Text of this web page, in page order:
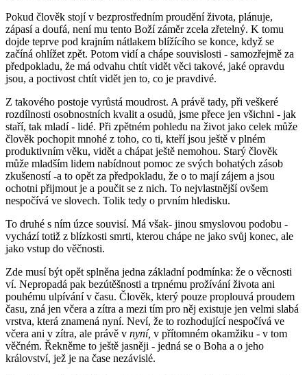
Pokud člověk stojí v bezprostředním proudění života, plánuje,
zápasí a doufá, není mu tento Boží záměr zcela zřetelný. K tomu
dojde teprve pod krajním nátlakem blížícího se konce, když se
začíná ohlížet zpět. Potom vidí a chápe souvislosti - samozřejmě za
předpokladu, že má odvahu chtít vidět věci takové, jaké opravdu
jsou, a poctivost chtít vidět jen to, co je pravdivé.
Z takového postoje vyrůstá moudrost. A právě tady, při veškeré
rozdílnosti osobnostních kvalit a osudů, jsme přece jen všichni - jak
staří, tak mladí - lidé. Při zpětném pohledu na život jako celek může
člověk pochopit mnohé z toho, co ti, kteří jsou ještě v plném
produktivním věku, vidět a chápat ještě nemohou. Starý člověk
může mladším lidem nabídnout pomoc ze svých bohatých zásob
zkušeností -a to opět za předpokladu, že o to mají zájem a jsou
ochotni přijmout je a poučit se z nich. To nejvlastnější ovšem
nespočívá ve slovech. Tolik tedy o prvním hledisku.
To druhé s ním úzce souvisí. Má však- jinou smyslovou podobu -
vychází totiž z blízkosti smrti, kterou chápe ne jako svůj konec, ale
jako vstup do věčnosti.
Zde musí být opět splněna jedna základní podmínka: že o věcnosti
ví. Nepropadá pak bezútěšnosti a trpnému prožívání života ani
pouhému ulpívání v času. Člověk, který pouze proplouvá proudem
času, zná jen včera a zítra a mezi tím pro něj existuje jen velmi slabá
vrstva, která znamená nyní. Neví, že to rozhodující nespočívá ve
včera ani v zítra, ale právě v nyní, v přítomném okamžiku - v tom
věčném. Řekněme to ještě jasněji - jedná se o Boha a o jeho
království, jež je na čase nezávislé.